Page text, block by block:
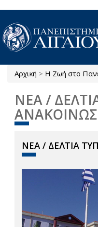
Παράκαμψη προς το κυρίως
Είστε εδώ
Αρχική > Η Ζωή στο
ΝΕΑ /
ΝΕΑ / ΔΕΛΤΙΑ